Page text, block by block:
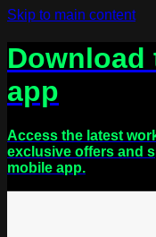
Skip to main content
Download
app
Access the latest
exclusive offers and
mobile app.